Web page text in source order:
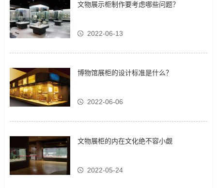
文物展示柜制作要考虑哪些问题？
2022-06-13
博物馆展柜的设计标准是什么？
2022-06-06
文物展柜的内在文化绝不容小觑
2022-05-24